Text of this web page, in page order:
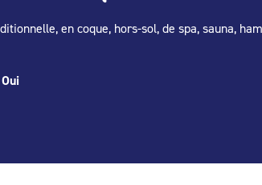
en coque, hors-sol, de spa, sauna,
Oui